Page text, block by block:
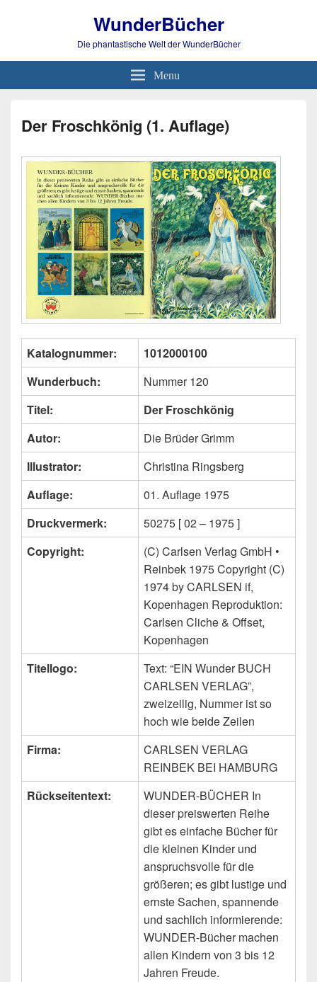
WunderBücher
Die phantastische Welt der WunderBücher
Menu
Der Froschkönig (1. Auflage)
Katalognummer:
1012000100
Wunderbuch:
Nummer 120
Titel:
Der Froschkönig
Autor:
Die Brüder Grimm
Illustrator:
Christina Ringsberg
Auflage:
01. Auflage 1975
Druckvermerk:
50275 [ 02 – 1975 ]
Copyright:
(C) Carlsen Verlag GmbH •
Reinbek 1975 Copyright (C)
1974 by CARLSEN if,
Kopenhagen Reproduktion:
Carlsen Cliche & Offset,
Kopenhagen
Titellogo:
Text: “EIN Wunder BUCH
CARLSEN VERLAG”,
zweizeilig, Nummer ist so
hoch wie beide Zeilen
Firma:
CARLSEN VERLAG
REINBEK BEI HAMBURG
Rückseitentext:
WUNDER-BÜCHER In
dieser preiswerten Reihe
gibt es einfache Bücher für
die kleinen Kinder und
anspruchsvolle für die
größeren; es gibt lustige und
ernste Sachen, spannende
und sachlich informierende:
WUNDER-Bücher machen
allen Kindern von 3 bis 12
Jahren Freude.